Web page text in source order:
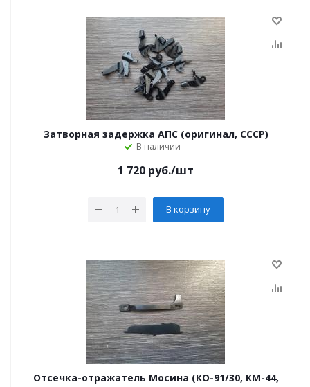
Затворная задержка АПС (оригинал, СССР)
В наличии
1 720 руб./шт
В корзину
Отсечка-отражатель Мосина (КО-91/30, КМ-44,